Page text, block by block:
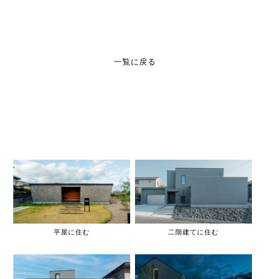
一覧に戻る
平屋に住む 二階建てに住む